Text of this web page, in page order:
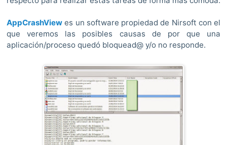
AppCrashView es un software propiedad de Nirsoft con el
que veremos las posibles causas de por que una
aplicación/proceso quedó bloquead@ y/o no responde.